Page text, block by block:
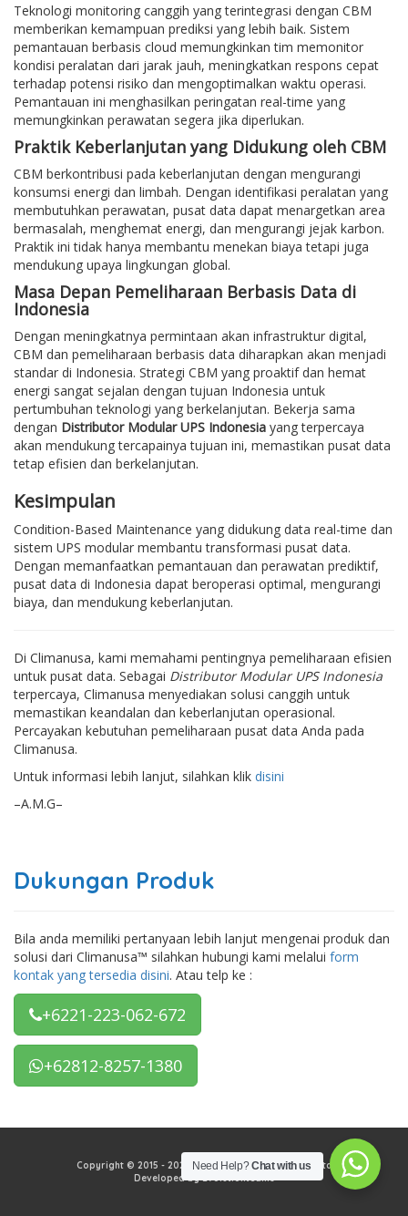
Teknologi monitoring canggih yang terintegrasi dengan CBM
memberikan kemampuan prediksi yang lebih baik. Sistem
pemantauan berbasis cloud memungkinkan tim memonitor
kondisi peralatan dari jarak jauh, meningkatkan respons cepat
terhadap potensi risiko dan mengoptimalkan waktu operasi.
Pemantauan ini menghasilkan peringatan real-time yang
memungkinkan perawatan segera jika diperlukan.
Praktik Keberlanjutan yang Didukung oleh CBM
CBM berkontribusi pada keberlanjutan dengan mengurangi
konsumsi energi dan limbah. Dengan identifikasi peralatan yang
membutuhkan perawatan, pusat data dapat menargetkan area
bermasalah, menghemat energi, dan mengurangi jejak karbon.
Praktik ini tidak hanya membantu menekan biaya tetapi juga
mendukung upaya lingkungan global.
Masa Depan Pemeliharaan Berbasis Data di
Indonesia
Dengan meningkatnya permintaan akan infrastruktur digital,
CBM dan pemeliharaan berbasis data diharapkan akan menjadi
standar di Indonesia. Strategi CBM yang proaktif dan hemat
energi sangat sejalan dengan tujuan Indonesia untuk
pertumbuhan teknologi yang berkelanjutan. Bekerja sama
dengan Distributor Modular UPS Indonesia yang terpercaya
akan mendukung tercapainya tujuan ini, memastikan pusat data
tetap efisien dan berkelanjutan.
Kesimpulan
Condition-Based Maintenance yang didukung data real-time dan
sistem UPS modular membantu transformasi pusat data.
Dengan memanfaatkan pemantauan dan perawatan prediktif,
pusat data di Indonesia dapat beroperasi optimal, mengurangi
biaya, dan mendukung keberlanjutan.
Di Climanusa, kami memahami pentingnya pemeliharaan efisien
untuk pusat data. Sebagai Distributor Modular UPS Indonesia
terpercaya, Climanusa menyediakan solusi canggih untuk
memastikan keandalan dan keberlanjutan operasional.
Percayakan kebutuhan pemeliharaan pusat data Anda pada
Climanusa.
Untuk informasi lebih lanjut, silahkan klik disini
–A.M.G–
Dukungan Produk
Bila anda memiliki pertanyaan lebih lanjut mengenai produk dan
solusi dari Climanusa™ silahkan hubungi kami melalui form
kontak yang tersedia disini. Atau telp ke :
+6221-223-062-672
+62812-8257-1380
Copyright © 2015 - 2026 PT Climanusa Tata Mekadata
Developed by Evolutionteams
Need Help?Chat with us